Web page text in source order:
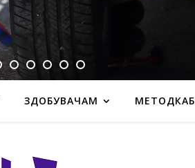
ЗДОБУВАЧАМ МЕТОДКАБ